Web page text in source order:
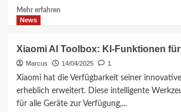
Mehr erfahrenMehr
Präsentiert
Neueste
Details
Software:
News
Xiaomi AI Toolbox: KI-Funktionen für
Marcus 14/04/2025 1
Xiaomi hat die Verfügbarkeit seiner
erheblich erweitert. Diese intelligente
für alle Geräte zur Verfügung,...